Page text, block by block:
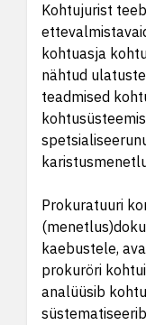
Kohtujurist
kohtuasja
nähtud
teadmised
Prokuratuuri
kaebustele,
prokuröri
analüüsib